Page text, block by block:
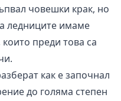
човешки крак, но
ледниците имаме
преди това са
как е започнал
до голяма степен